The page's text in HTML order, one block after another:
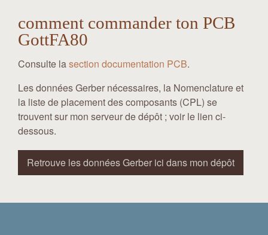
comment commander ton PCB
GottFA80
Consulte lasection documentation PCB.
Les données Gerber nécessaires, la Nomenclature et
la liste de placement des composants (CPL) se
trouvent sur mon serveur de dépôt ; voir le lien ci-
dessous.
Retrouve les données Gerber ici dans mon dépôt